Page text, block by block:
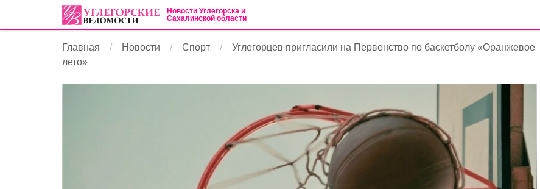
Новости Углегорска и
Сахалинской области
Главная Новости Спорт
Углегорцев пригласили на Первенство по баскетболу «Оранжевое
лето»